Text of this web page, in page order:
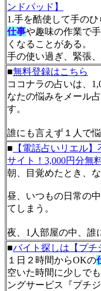
ンドパッド】
1.手を酷使して手の
仕事や趣味の作業で
くなることがある。
手の使い過ぎ、緊張
■無料登録はこちら
ココナラの占いは、
なたの悩みをメール
す。
誰にも言えず１人で
■ 【電話占いリエル
サイト！3,000円分無
朝、目覚めたとき、
昼、いつもの日常の
てしまう。
夜、1人部屋の中、
■バイト探しは【プチ
１日２時間からOKの
空いた時間に少しで
ングサービス『プチ